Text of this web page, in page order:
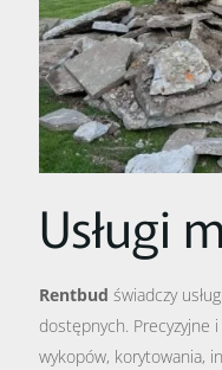
Usługi
Rentbud świadczy
dostępnych. Precyzyjne
wykopów, korytowania,